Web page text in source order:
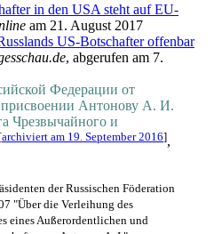
in den USA steht auf EU-
am 21. August 2017
US-Botschafter offenbar
, abgerufen am 7.
Федерации от
Антонову А. И.
Чрезвычайного и
[archiviert am 19. September 2016],
der Russischen Föderation
"Über die Verleihung des
eines Außerordentlichen und